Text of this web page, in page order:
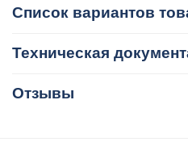
Список вариантов
Техническая
Отзывы